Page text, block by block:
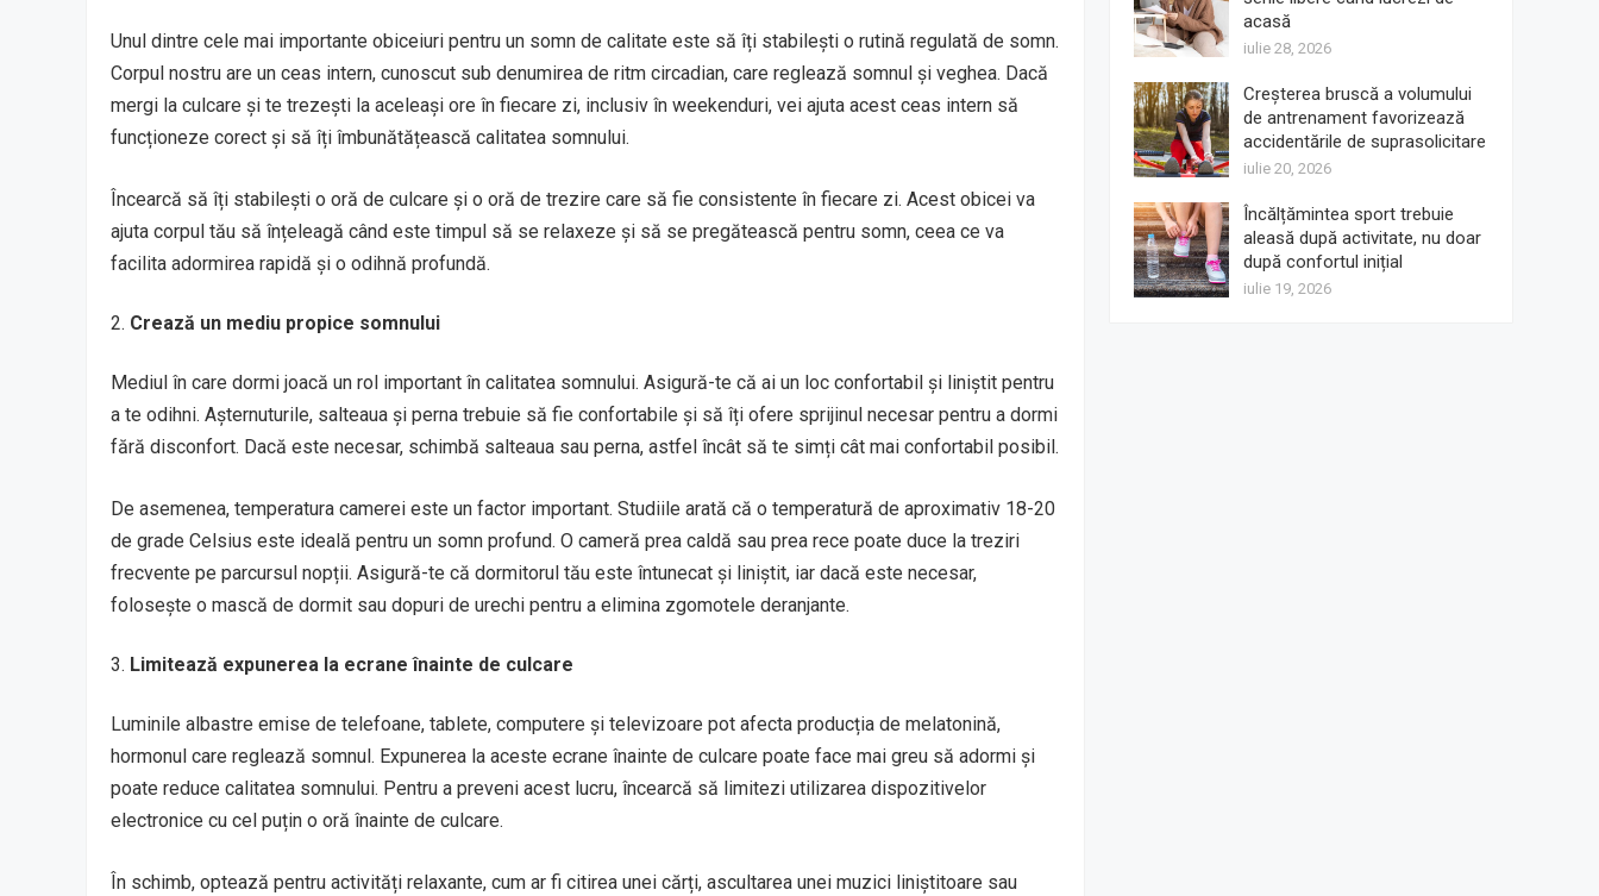
Unul dintre cele mai importante obiceiuri pentru un somn de calitate este să îți stabilești o rutină regulată de somn.
Corpul nostru are un ceas intern, cunoscut sub denumirea de ritm circadian, care reglează somnul și veghea. Dacă
mergi la culcare și te trezești la aceleași ore în fiecare zi, inclusiv în weekenduri, vei ajuta acest ceas intern să
funcționeze corect și să îți îmbunătățească calitatea somnului.
Încearcă să îți stabilești o oră de culcare și o oră de trezire care să fie consistente în fiecare zi. Acest obicei va
ajuta corpul tău să înțeleagă când este timpul să se relaxeze și să se pregătească pentru somn, ceea ce va
facilita adormirea rapidă și o odihnă profundă.
Crează un mediu propice somnului
Mediul în care dormi joacă un rol important în calitatea somnului. Asigură-te că ai un loc confortabil și liniștit pentru
a te odihni. Așternuturile, salteaua și perna trebuie să fie confortabile și să îți ofere sprijinul necesar pentru a dormi
fără disconfort. Dacă este necesar, schimbă salteaua sau perna, astfel încât să te simți cât mai confortabil posibil.
De asemenea, temperatura camerei este un factor important. Studiile arată că o temperatură de aproximativ 18-20
de grade Celsius este ideală pentru un somn profund. O cameră prea caldă sau prea rece poate duce la treziri
frecvente pe parcursul nopții. Asigură-te că dormitorul tău este întunecat și liniștit, iar dacă este necesar,
folosește o mască de dormit sau dopuri de urechi pentru a elimina zgomotele deranjante.
Limitează expunerea la ecrane înainte de culcare
Luminile albastre emise de telefoane, tablete, computere și televizoare pot afecta producția de melatonină,
hormonul care reglează somnul. Expunerea la aceste ecrane înainte de culcare poate face mai greu să adormi și
poate reduce calitatea somnului. Pentru a preveni acest lucru, încearcă să limitezi utilizarea dispozitivelor
electronice cu cel puțin o oră înainte de culcare.
În schimb, optează pentru activități relaxante, cum ar fi citirea unei cărți, ascultarea unei muzici liniștitoare sau
acasă
iulie 28, 2026
Creșterea bruscă a volumului
de antrenament favorizează
accidentările de suprasolicitare
iulie 20, 2026
Încălțămintea sport trebuie
aleasă după activitate, nu doar
după confortul inițial
iulie 19, 2026